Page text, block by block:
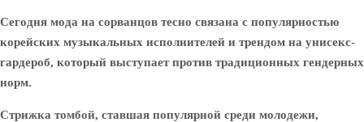
Сегодня мода на сорванцов тесно связана с популярностью
корейских музыкальных исполнителей и трендом на унисекс-
гардероб, который выступает против традиционных гендерных
норм.
Стрижка томбой, ставшая популярной среди молодежи,